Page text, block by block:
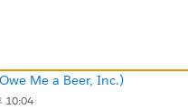
Me a Beer, Inc.)
10:04